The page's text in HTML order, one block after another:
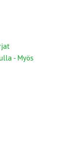
- Myös